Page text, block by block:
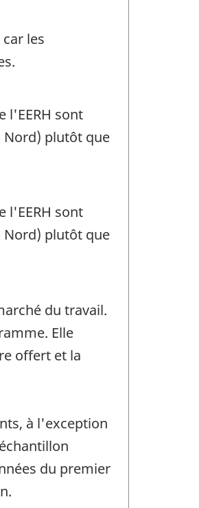
les
l'EERH sont
Nord) plutôt que
l'EERH sont
Nord) plutôt que
du travail.
Elle
offert et la
à l'exception
du premier